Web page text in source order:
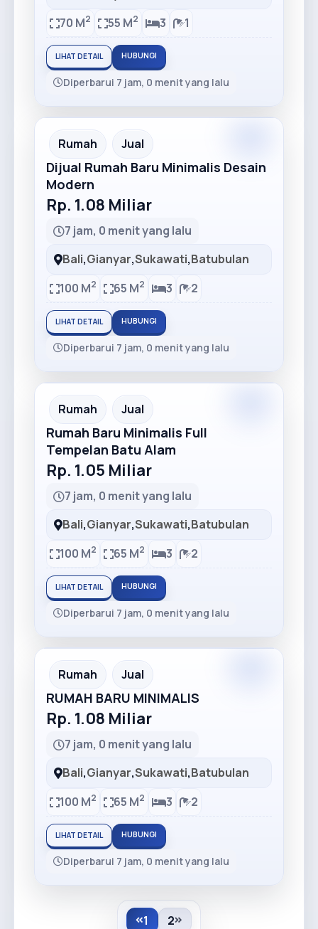
70 M2 55 M2 3 1
LIHAT DETAIL HUBUNGI
Diperbarui 7 jam, 0 menit yang lalu
Rumah Jual
Dijual Rumah Baru Minimalis Desain
Modern
Rp. 1.08 Miliar
7 jam, 0 menit yang lalu
Bali,Gianyar,Sukawati,Batubulan
100 M2 65 M2 3 2
LIHAT DETAIL HUBUNGI
Diperbarui 7 jam, 0 menit yang lalu
Rumah Jual
Rumah Baru Minimalis Full
Tempelan Batu Alam
Rp. 1.05 Miliar
7 jam, 0 menit yang lalu
Bali,Gianyar,Sukawati,Batubulan
100 M2 65 M2 3 2
LIHAT DETAIL HUBUNGI
Diperbarui 7 jam, 0 menit yang lalu
Rumah Jual
RUMAH BARU MINIMALIS
Rp. 1.08 Miliar
7 jam, 0 menit yang lalu
Bali,Gianyar,Sukawati,Batubulan
100 M2 65 M2 3 2
LIHAT DETAIL HUBUNGI
Diperbarui 7 jam, 0 menit yang lalu
1 2